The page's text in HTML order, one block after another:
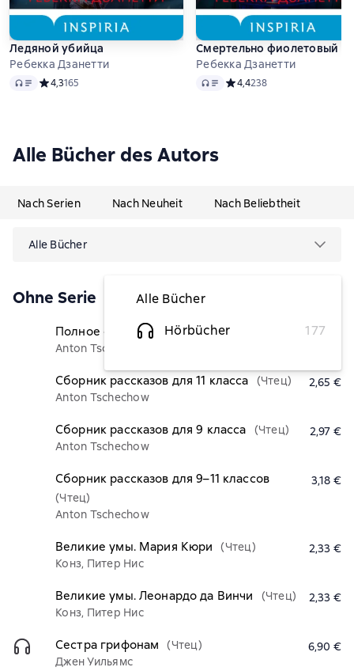
Ледяной убийца
Ребекка Дзанетти
Audio Средний рейтинг 4,3 на основе 165 оценок
4,3165
Смертельно фиолетовый
Ребекка Дзанетти
Audio Средний рейтинг 4,4 на
4,4238
Alle Bücher des Autors
Nach Serien Nach Neuheit Nach Beliebtheit
Alle Bücher
Alle Bücher
Hörbücher
177
Ohne Serie
Полное собрание для школьников
Anton Tschechow
3,71 €
Сборник рассказов для 11 класса
(Чтец)
Anton Tschechow
2,65 €
Сборник рассказов для 9 класса
(Чтец)
Anton Tschechow
2,97 €
Сборник рассказов для 9–11 классов
(Чтец)
Anton Tschechow
3,18 €
Великие умы. Мария Кюри
(Чтец)
Конз, Питер Нис
2,33 €
Великие умы. Леонардо да Винчи
(Чтец)
Конз, Питер Нис
2,33 €
Сестра грифонам
(Чтец)
Джен Уильямс
6,90 €